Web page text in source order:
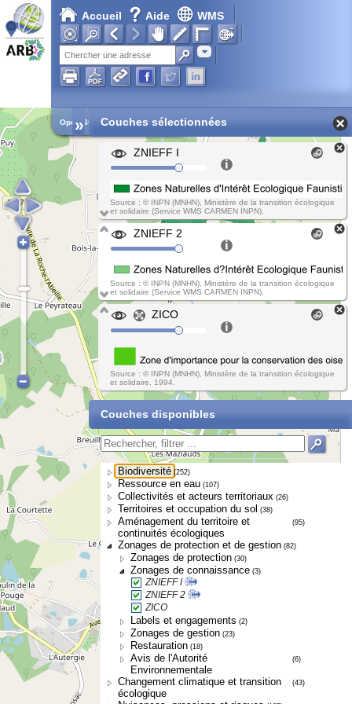
Accueil Aide WMS
Adresse
Chargement en cours...
Open Street Map
» Couches sélectionnées
ZNIEFF I
Source : © INPN (MNHN), Ministère de la transition écologique
et solidaire (Service WMS CARMEN INPN).
ZNIEFF 2
Source : © INPN (MNHN), Ministère de la transition écologique
et solidaire (Service WMS CARMEN INPN).
ZICO
Source : © INPN (MNHN), Ministère de la transition écologique
et solidaire, 1994.
Couches disponibles
Biodiversité (252)
Ressource en eau (107)
Collectivités et acteurs territoriaux (26)
Territoires et occupation du sol (38)
Aménagement du territoire et
continuités écologiques
(95)
Zonages de protection et de gestion (82)
Zonages de protection (30)
Zonages de connaissance (3)
ZNIEFF I
ZNIEFF 2
ZICO
Labels et engagements (2)
Zonages de gestion (23)
Restauration (18)
Avis de l'Autorité
Environnementale
(6)
Changement climatique et transition
écologique
(43)